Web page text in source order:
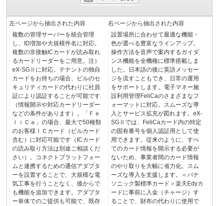
左ページから抽出された内容
複数の管理サーバーを統合管理
し、ID増加や大規模件名に対応。
複数の非接触ICカードが読み取れ
るカードリーダーをご用意。注）
eX-SGⅡに対応。テナントの独自
カードをお持ちの場合、ビルのセ
キュリティカードの代わりに社員
証により認証することが可能です
（情報開示や対応カードリーダー
などの条件があります）。「Ｆｅ
ｌｉＣａ」の場合、最大で50種類
のお客様ＩＣカード（ビルカード
含む）に対応可能です（ICカード
の読み取り方法は別途ご相談くだ
さい）。コネクトプラットフォー
ムと連携するための通信アダプタ
ーを設置することで、大規模な電
気工事を行うことなく、後からで
も機能を追加できます。アダプタ
ー単体でのご提供も可能で、既存
右ページから抽出された内容
設置場所に合わせて最適な機能・
色が選べる豊富なラインアップ。
操作方法を音声で案内するガイダ
ンス機能を全機種に標準搭載しま
した。日本語の後に英語メッセー
ジを流すこともでき、日常の運用
をサポートします。電子マネー施
設利用管理FeliCaのさまざまなフ
ォーマットに対応。スムーズな導
入とサービス拡充が図れます。eX-
SGⅡでは、FeliCaカード内の特定
の固有番号を個人認証用として使
用できます。従来のように、すべ
てのカード情報を開示する必要が
ないため、事業者間のカード情報
のやり取りを大幅に省力化。スム
ーズな導入を支援します。＜パナ
ソニック製標準カード＞楽天Edyカ
ードに事前に入金（チャージ）す
ることで、財布の代わりに使用で